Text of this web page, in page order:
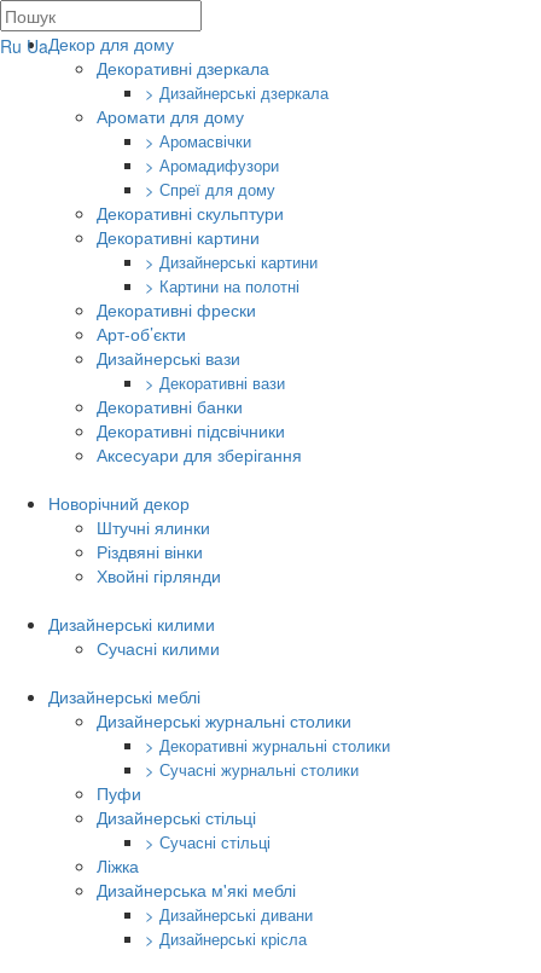
Ru UaДекор для дому
Декоративні дзеркала
> Дизайнерські дзеркала
Аромати для дому
> Аромасвічки
> Аромадифузори
> Спреї для дому
Декоративні скульптури
Декоративні картини
> Дизайнерські картини
> Картини на полотні
Декоративні фрески
Арт-об’єкти
Дизайнерські вази
> Декоративні вази
Декоративні банки
Декоративні підсвічники
Аксесуари для зберігання
Новорічний декор
Штучні ялинки
Різдвяні вінки
Хвойні гірлянди
Дизайнерські килими
Сучасні килими
Дизайнерські меблі
Дизайнерські журнальні столики
> Декоративні журнальні столики
> Сучасні журнальні столики
Пуфи
Дизайнерські стільці
> Сучасні стільці
Ліжка
Дизайнерська м'які меблі
> Дизайнерські дивани
> Дизайнерські крісла